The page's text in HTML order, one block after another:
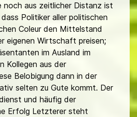
noch aus zeitlicher Distanz ist
Politiker aller politischen
Coleur den Mittelstand
eigenen Wirtschaft preisen;
im Ausland im
Kollegen aus der
Belobigung dann in der
selten zu Gute kommt. Der
und häufig der
Erfolg Letzterer steht